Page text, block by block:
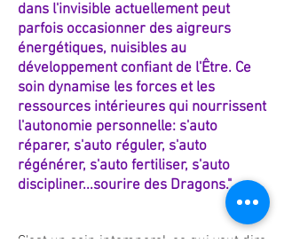
dans l'invisible actuellement peut
parfois occasionner des aigreurs
énergétiques, nuisibles au
développement confiant de l'Être. Ce
soin dynamise les forces et les
ressources intérieures qui nourrissent
l'autonomie personnelle: s'auto
réparer, s'auto réguler, s'auto
régénérer, s'auto fertiliser, s'auto
discipliner...sourire des Dragons."
C'est un soin intemporel, ce qui veut dire